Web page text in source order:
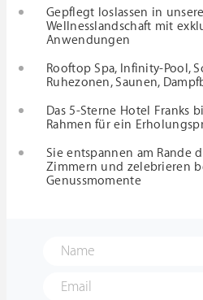
Gepflegt loslassen in
Wellnesslandschaft mit
Anwendungen
Rooftop Spa, Infinity-Pool,
Ruhezonen, Saunen,
Das 5-Sterne Hotel Franks
Rahmen für ein
Sie entspannen am Rande
Zimmern und zelebrieren
Genussmomente